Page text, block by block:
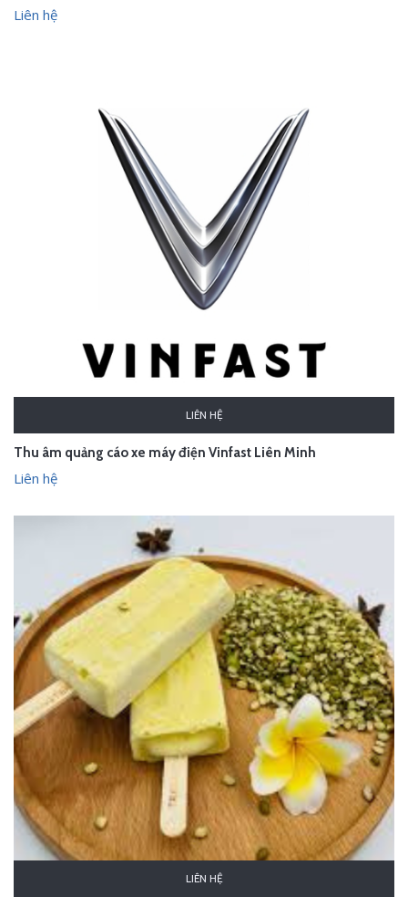
Liên hệ
LIÊN HỆ
Thu âm quảng cáo xe máy điện Vinfast Liên Minh
Liên hệ
LIÊN HỆ